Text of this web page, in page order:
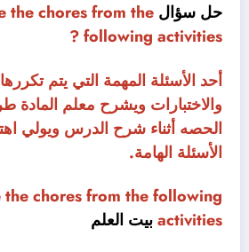
حل سؤال the chores from the
following activities ?
أحد الأسئلة المهمة التي يتم
والاختبارات ويشرح معلم المادة
الحصه أثناء شرح الدرس ويولي
الأسئلة الهامة.
the chores from the following
activitiesبيت العلم